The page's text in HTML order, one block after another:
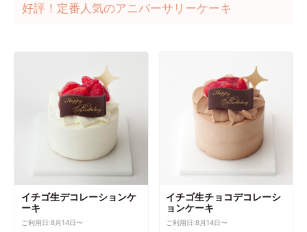
好評！定番人気のアニバーサリーケーキ
イチゴ生デコレーションケ
ーキ
ご利用日:8月14日〜
イチゴ生チョコデコレーシ
ョンケーキ
ご利用日:8月14日〜